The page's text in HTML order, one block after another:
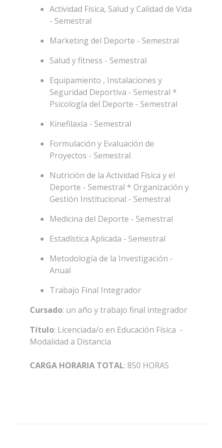
Actividad Física, Salud y Calidad de Vida
- Semestral
Marketing del Deporte - Semestral
Salud y fitness - Semestral
Equipamiento , Instalaciones y
Seguridad Deportiva - Semestral *
Psicología del Deporte - Semestral
Kinefilaxia - Semestral
Formulación y Evaluación de
Proyectos - Semestral
Nutrición de la Actividad Física y el
Deporte - Semestral * Organización y
Gestión Institucional - Semestral
Medicina del Deporte - Semestral
Estadística Aplicada - Semestral
Metodología de la Investigación -
Anual
Trabajo Final Integrador
Cursado: un año y trabajo final integrador
Título: Licenciada/o en Educación Física -
Modalidad a Distancia
CARGA HORARIA TOTAL: 850 HORAS